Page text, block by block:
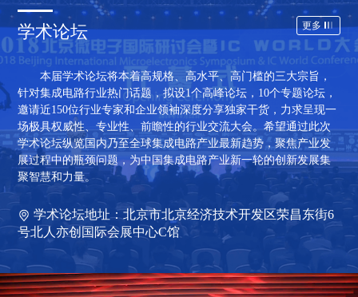
学术论坛 更多
本届学术论坛将本着高规格、高水平、高门槛的三大宗旨，
针对集成电路行业热门话题，拟设1个高峰论坛，10个专题论坛，
邀请近150位行业专家和企业领袖深度分享独家干货，力求呈现一
场极具权威性、专业性、前瞻性的行业交流大会。希望通过此次
学术论坛纵览国内乃至全球集成电路产业最新趋势，聚焦产业发
展过程中的瓶颈问题，为中国集成电路产业新一轮的创新发展集
聚智慧和力量。
学术论坛地址：北京市北京经济技术开发区荣昌东街6
号北人亦创国际会展中心C馆